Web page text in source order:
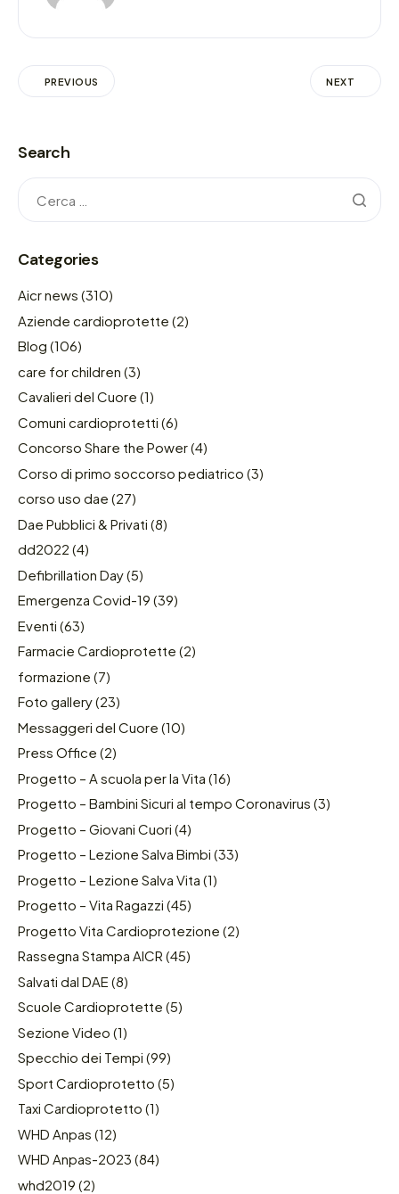
PREVIOUS NEXT
Search
Categories
Aicr news (310)
Aziende cardioprotette (2)
Blog (106)
care for children (3)
Cavalieri del Cuore (1)
Comuni cardioprotetti (6)
Concorso Share the Power(4)
Corso di primo soccorso pediatrico (3)
corso uso dae (27)
Dae Pubblici & Privati (8)
dd2022 (4)
Defibrillation Day(5)
Emergenza Covid-19 (39)
Eventi (63)
Farmacie Cardioprotette (2)
formazione (7)
Foto gallery(23)
Messaggeri del Cuore (10)
Press Office (2)
Progetto – A scuola per la Vita (16)
Progetto – Bambini Sicuri al tempo Coronavirus (3)
Progetto – Giovani Cuori (4)
Progetto – Lezione Salva Bimbi (33)
Progetto – Lezione Salva Vita (1)
Progetto – Vita Ragazzi (45)
Progetto Vita Cardioprotezione (2)
Rassegna Stampa AICR (45)
Salvati dal DAE (8)
Scuole Cardioprotette (5)
Sezione Video (1)
Specchio dei Tempi (99)
Sport Cardioprotetto (5)
Taxi Cardioprotetto (1)
WHD Anpas (12)
WHD Anpas-2023 (84)
whd2019 (2)